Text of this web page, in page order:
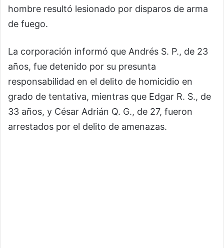
hombre resultó lesionado por disparos de arma
de fuego.
La corporación informó que Andrés S. P., de 23
años, fue detenido por su presunta
responsabilidad en el delito de homicidio en
grado de tentativa, mientras que Edgar R. S., de
33 años, y César Adrián Q. G., de 27, fueron
arrestados por el delito de amenazas.